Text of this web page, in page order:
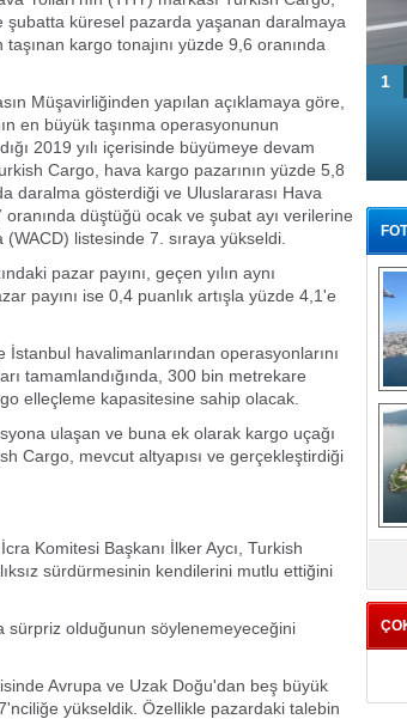
şubatta küresel pazarda yaşanan daralmaya
taşınan kargo tonajını yüzde 9,6 oranında
Müşavirliğinden yapılan açıklamaya göre,
en büyük taşınma operasyonunun
2019 yılı içerisinde büyümeye devam
Cargo, hava kargo pazarının yüzde 5,8
daralma gösterdiği ve Uluslararası Hava
oranında düştüğü ocak ve şubat ayı verilerine
listesinde 7. sıraya yükseldi.
pazar payını, geçen yılın aynı
payını ise 0,4 puanlık artışla yüzde 4,1'e
havalimanlarından operasyonlarını
tamamlandığında, 300 bin metrekare
elleçleme kapasitesine sahip olacak.
ulaşan ve buna ek olarak kargo uçağı
Cargo, mevcut altyapısı ve gerçekleştirdiği
Komitesi Başkanı İlker Aycı, Turkish
sürdürmesinin kendilerini mutlu ettiğini
sürpriz olduğunun söylenemeyeceğini
Avrupa ve Uzak Doğu'dan beş büyük
yükseldik. Özellikle pazardaki talebin
1